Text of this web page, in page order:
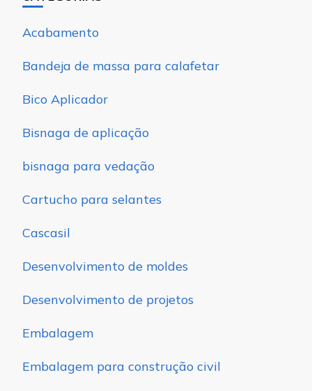
Acabamento
Bandeja de massa para calafetar
Bico Aplicador
Bisnaga de aplicação
bisnaga para vedação
Cartucho para selantes
Cascasil
Desenvolvimento de moldes
Desenvolvimento de projetos
Embalagem
Embalagem para construção civil